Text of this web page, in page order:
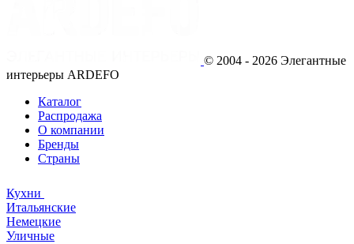
© 2004 - 2026 Элегантные
интерьеры ARDEFO
Каталог
Распродажа
О компании
Бренды
Страны
Кухни
Итальянские
Немецкие
Уличные